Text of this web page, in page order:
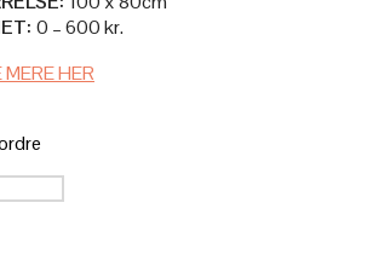
0 – 600 kr.
i ateliet, så er det selvfølgelig helt gratis.
KUNSTNEREN BAG
mdr. (du kontaktes efter købet)
HER